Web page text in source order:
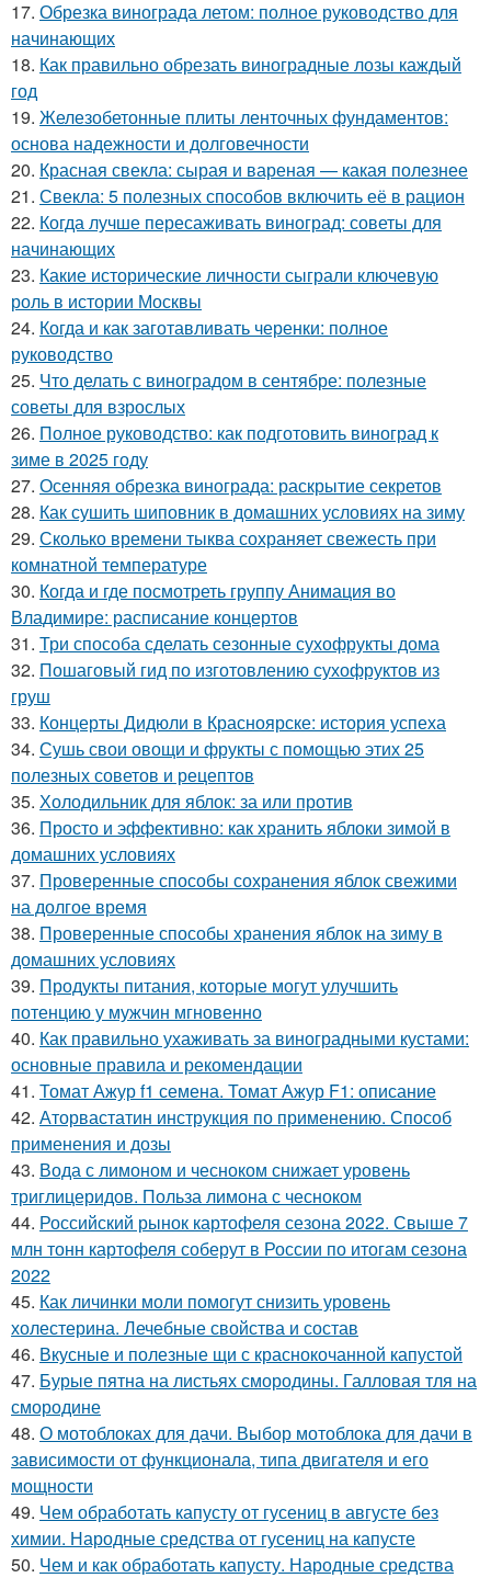
17. Обрезка винограда летом: полное руководство для
начинающих
18. Как правильно обрезать виноградные лозы каждый
год
19. Железобетонные плиты ленточных фундаментов:
основа надежности и долговечности
20. Красная свекла: сырая и вареная — какая полезнее
21. Свекла: 5 полезных способов включить её в рацион
22. Когда лучше пересаживать виноград: советы для
начинающих
23. Какие исторические личности сыграли ключевую
роль в истории Москвы
24. Когда и как заготавливать черенки: полное
руководство
25. Что делать с виноградом в сентябре: полезные
советы для взрослых
26. Полное руководство: как подготовить виноград к
зиме в 2025 году
27. Осенняя обрезка винограда: раскрытие секретов
28. Как сушить шиповник в домашних условиях на зиму
29. Сколько времени тыква сохраняет свежесть при
комнатной температуре
30. Когда и где посмотреть группу Анимация во
Владимире: расписание концертов
31. Три способа сделать сезонные сухофрукты дома
32. Пошаговый гид по изготовлению сухофруктов из
груш
33. Концерты Дидюли в Красноярске: история успеха
34. Сушь свои овощи и фрукты с помощью этих 25
полезных советов и рецептов
35. Холодильник для яблок: за или против
36. Просто и эффективно: как хранить яблоки зимой в
домашних условиях
37. Проверенные способы сохранения яблок свежими
на долгое время
38. Проверенные способы хранения яблок на зиму в
домашних условиях
39. Продукты питания, которые могут улучшить
потенцию у мужчин мгновенно
40. Как правильно ухаживать за виноградными кустами:
основные правила и рекомендации
41. Томат Ажур f1 семена. Томат Ажур F1: описание
42. Аторвастатин инструкция по применению. Способ
применения и дозы
43. Вода с лимоном и чесноком снижает уровень
триглицеридов. Польза лимона с чесноком
44. Российский рынок картофеля сезона 2022. Свыше 7
млн тонн картофеля соберут в России по итогам сезона
2022
45. Как личинки моли помогут снизить уровень
холестерина. Лечебные свойства и состав
46. Вкусные и полезные щи с краснокочанной капустой
47. Бурые пятна на листьях смородины. Галловая тля на
смородине
48. О мотоблоках для дачи. Выбор мотоблока для дачи в
зависимости от функционала, типа двигателя и его
мощности
49. Чем обработать капусту от гусениц в августе без
химии. Народные средства от гусениц на капусте
50. Чем и как обработать капусту. Народные средства